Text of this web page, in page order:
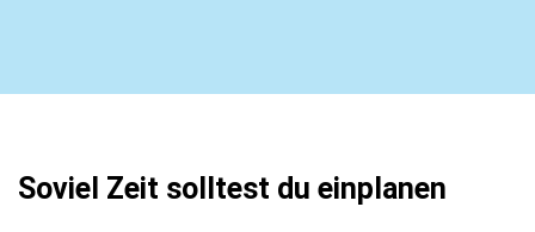
Soviel Zeit solltest du einplanen